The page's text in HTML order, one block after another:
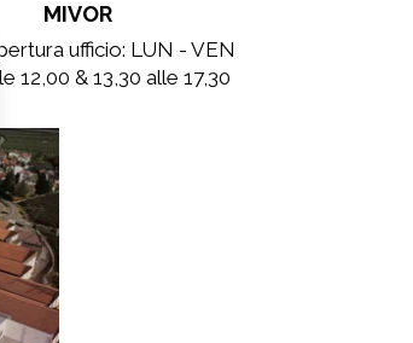
MIVOR
ufficio: LUN - VEN
12,00 & 13,30 alle 17,30